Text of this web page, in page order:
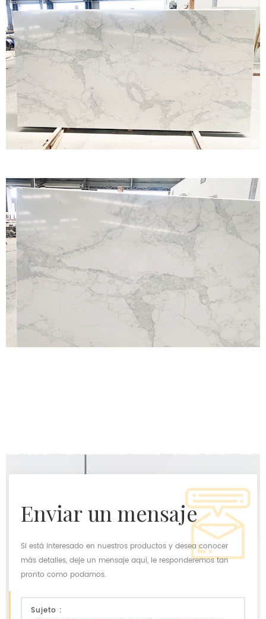
enviar un mensaje
Si está interesado en nuestros productos y desea conocer
más detalles, deje un mensaje aquí, le responderemos tan
pronto como podamos.
Sujeto :